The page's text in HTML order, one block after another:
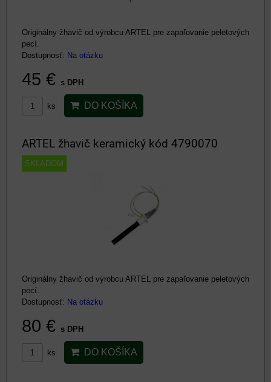
Originálny žhavič od výrobcu ARTEL pre zapaľovanie peletových
pecí.
Dostupnosť: Na otázku
45 € s DPH
ks DO KOŠÍKA
ARTEL žhavič keramický kód 4790070
SKLADOM
Originálny žhavič od výrobcu ARTEL pre zapaľovanie peletových
pecí.
Dostupnosť: Na otázku
80 € s DPH
ks DO KOŠÍKA